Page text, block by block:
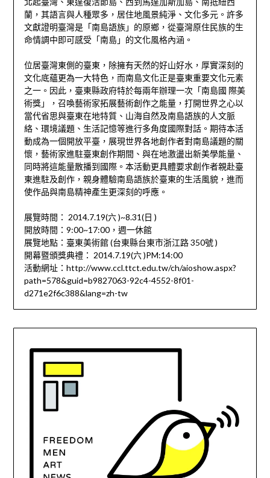
蘭，其語言與人種眾多，居住地風景純淨、文化多元。許多
文獻證明臺灣是「南島語族」的原鄉，從臺灣原住民族的生
命情調中即可感受「南島」的文化風格內涵。
位居臺灣東側的臺東，除擁有天然的好山好水，厚實深刻的
文化底蘊更為一大特色，而南島文化正是臺東重要文化元素
之一。因此，臺東縣政府特於每兩年辦理一次「南島國 際美
術獎」，召喚藝術家拓展藝術創作之能量，打開世界之心以
當代省思與臺東在地特質、山海自然及南島語族的人文脈
絡、環境議題、生活記憶等進行多角度國際對話。期待本活
動成為一個開放平臺，展現世界各地創作者對南島議題的關
懷，藝術家進駐臺東創作期間、與在地激盪出新美學能量、
同時將這能量散播到國際。本活動更具體要求創作者親赴臺
東進駐及創作，親身體驗南島語族於臺東的生活風貌，進而
使作品與南島精神產生更深刻的呼應。
展覽時間： 2014.7.19(六 )~8.31(日 )
開放時間：9:00~17:00，週一休館
展覽地點：臺東美術館 (台東縣台東市浙江路 350號 )
開幕暨頒獎典禮： 2014.7.19(六 )PM:14:00
活動網址：http://www.ccl.ttct.edu.tw/ch/aioshow.aspx?
path=578&guid=b9827063-92c4-4552-8f01-
d271e2f6c388&lang=zh-tw